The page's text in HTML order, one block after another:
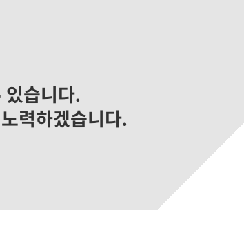
습니다.
력하겠습니다.